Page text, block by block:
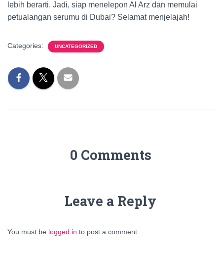
lebih berarti. Jadi, siap menelepon Al Arz dan memulai
petualangan serumu di Dubai? Selamat menjelajah!
Categories: UNCATEGORIZED
0 Comments
Leave a Reply
You must be logged in to post a comment.